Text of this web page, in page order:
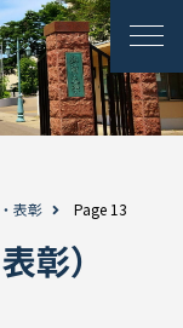
表彰 Page 13
彰）